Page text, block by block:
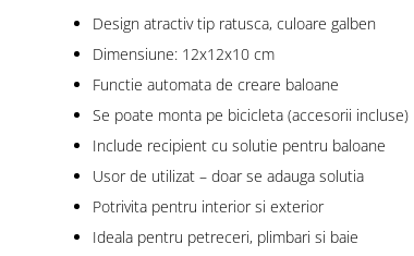
Design atractiv tip ratusca, culoare galben
Dimensiune: 12x12x10 cm
Functie automata de creare baloane
Se poate monta pe bicicleta (accesorii incluse)
Include recipient cu solutie pentru baloane
Usor de utilizat – doar se adauga solutia
Potrivita pentru interior si exterior
Ideala pentru petreceri, plimbari si baie